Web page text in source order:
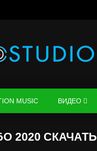
MUSIC ВИДЕО
2020 СКАЧАТЬ